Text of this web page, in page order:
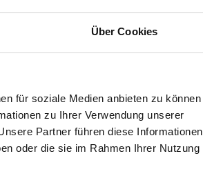
Über Cookies
für soziale Medien anbieten zu können
zu Ihrer Verwendung unserer
Partner führen diese Informationen
oder die sie im Rahmen Ihrer Nutzung